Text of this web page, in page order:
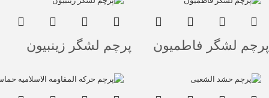
پرچم لشگر فاطمیون پرچم لشگر زینبیون